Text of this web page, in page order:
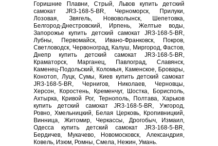
Горишние Плавни, Стрый, Львов купить детский
самокат JR3-168-5-BR, Черноморск, Прилуки,
Лозовая, Звягель, Нововолынск, Шепетовка,
Белгород-Днестровский, Ирпень, Желтые воды,
Запорожье купить детский самокат JR3-168-5-BR,
Лубны, Первомайск, Ивано-Франковск, Покров,
Светловодск, Червоноград, Калуш, Миргород, Фастов,
Днепр купить детский самокат JR3-168-5-BR,
Краматорск, Марганец, Павлоград, Славянск,
Каменец-Подольский, Коломыя, Каменское, Бровары,
Конотоп, Луцк, Сумы, Киев купить детский самокат
JR3-168-5-BR, Чернигов, Николаев, Черновцы,
Херсон, Коростень, Кременчуг, Шостка, Борисполь,
Ахтырка, Кривой Рог, Тернополь, Полтава, Харьков
купить детский самокат JR3-168-5-BR, Ужгород,
Ровно, Хмельницкий, Белая Церковь, Кропивницкий,
Винница, Житомир, Черкассы, Дрогобыч, Измаил,
Одесса купить детский самокат JR3-168-5-BR,
Бердичев, Мукачево, Новомосковск, Александрия,
Ковель, Изюм, Ромны, Смела, Нежин, Умань.